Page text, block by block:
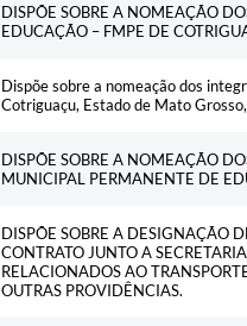
DISPÕE SOBRE A NOMEAÇÃO
EDUCAÇÃO – FMPE DE
Dispõe sobre a nomeação dos
Cotriguaçu, Estado de Mato
DISPÕE SOBRE A NOMEAÇÃO
MUNICIPAL PERMANENTE DE
DISPÕE SOBRE A DESIGNAÇÃO
CONTRATO JUNTO A
RELACIONADOS AO
OUTRAS PROVIDÊNCIAS.